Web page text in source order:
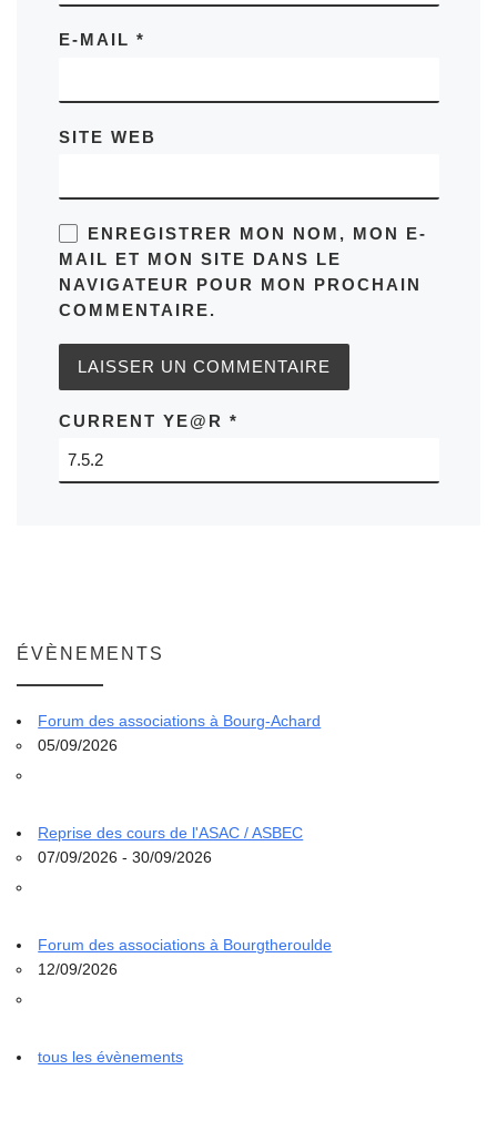
E-MAIL *
SITE WEB
ENREGISTRER MON NOM, MON E-
MAIL ET MON SITE DANS LE
NAVIGATEUR POUR MON PROCHAIN
COMMENTAIRE.
CURRENT YE@R *
ÉVÈNEMENTS
Forum des associations à Bourg-Achard
05/09/2026
Reprise des cours de l'ASAC / ASBEC
07/09/2026 - 30/09/2026
Forum des associations à Bourgtheroulde
12/09/2026
tous les évènements